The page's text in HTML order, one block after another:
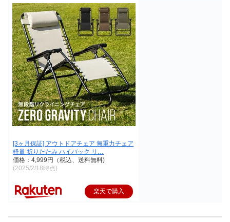
[3ヶ月保証] アウトドアチェア 無重力チェア
軽量 折りたたみ ハイバック リ…
価格：4,999円（税込、送料無料)
(2025/2/18時点)
楽天で購入